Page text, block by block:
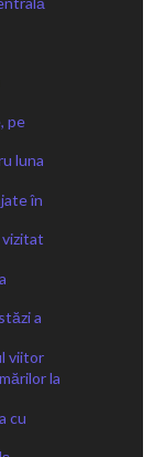
pe
luna
în
a
viitor
la
cu